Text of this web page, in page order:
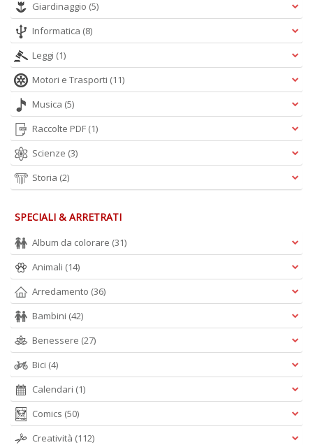
Giardinaggio (5)
Informatica (8)
Leggi (1)
Motori e Trasporti (11)
Musica (5)
Raccolte PDF (1)
Scienze (3)
Storia (2)
SPECIALI & ARRETRATI
Album da colorare (31)
Animali (14)
Arredamento (36)
Bambini (42)
Benessere (27)
Bici (4)
Calendari (1)
Comics (50)
Creatività (112)